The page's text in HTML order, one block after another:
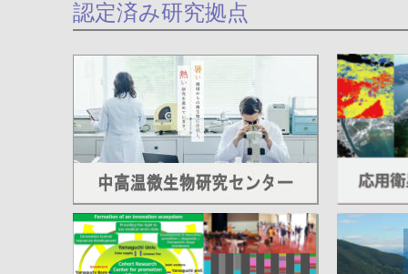
認定済み研究拠点